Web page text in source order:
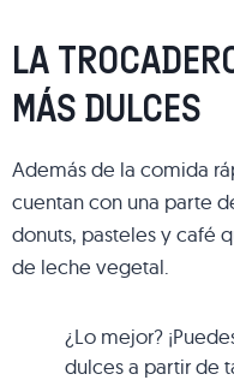
LA
MÁS DULCES
Además de la comida
cuentan con una parte
donuts, pasteles y café
de leche vegetal.
¿Lo mejor?
dulces a partir de